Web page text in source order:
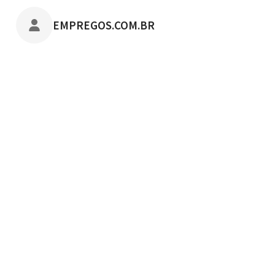
POSTADO POR
EMPREGOS.COM.BR